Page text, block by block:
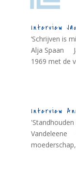
Interview
‘Schrijven is
Alja Spaan
1969 met de
Interview
Vandeleene